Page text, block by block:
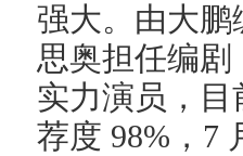
强大。由大
思奥担任编
实力演员，
荐度 98%，7